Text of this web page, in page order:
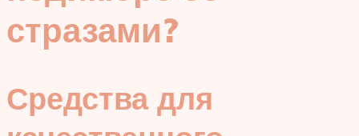
стразами?
Средства для